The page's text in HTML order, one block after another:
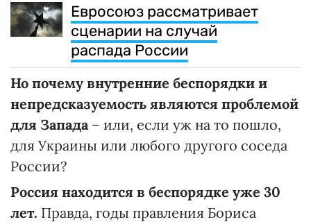
Евросоюз рассматривает
сценарии на случай
распада России
Но почему внутренние беспорядки и
непредсказуемость являются проблемой
для Запада– или, если уж на то пошло,
для Украины или любого другого соседа
России?
Россия находится в беспорядке уже 30
лет. Правда, годы правления Бориса